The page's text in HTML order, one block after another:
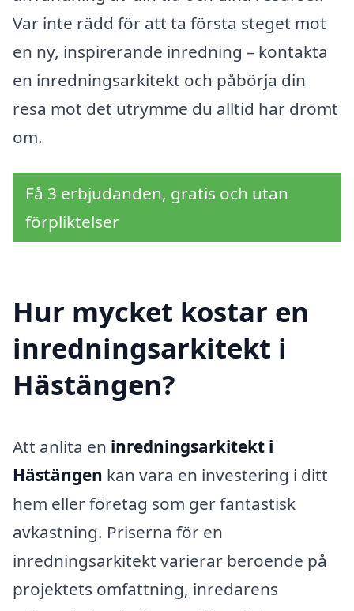
Var inte rädd för att ta första steget mot
en ny, inspirerande inredning – kontakta
en inredningsarkitekt och påbörja din
resa mot det utrymme du alltid har drömt
om.
Få 3 erbjudanden, gratis och utan
förpliktelser
Hur mycket kostar en
inredningsarkitekt i
Hästängen?
Att anlita en inredningsarkitekt i
Hästängen kan vara en investering i ditt
hem eller företag som ger fantastisk
avkastning. Priserna för en
inredningsarkitekt varierar beroende på
projektets omfattning, inredarens